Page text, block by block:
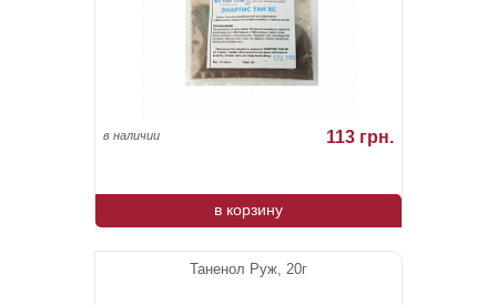
в наличии 113 грн.
в корзину
Таненол Руж, 20г